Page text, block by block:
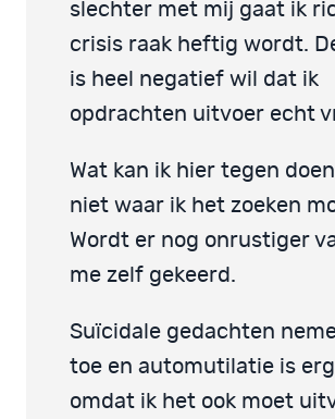
slechter met mij gaat ik
crisis raak heftig wordt.
is heel negatief wil dat ik
opdrachten uitvoer echt
Wat kan ik hier tegen
niet waar ik het zoeken
Wordt er nog onrustiger
me zelf gekeerd.
Suïcidale gedachten
toe en automutilatie is
omdat ik het ook moet